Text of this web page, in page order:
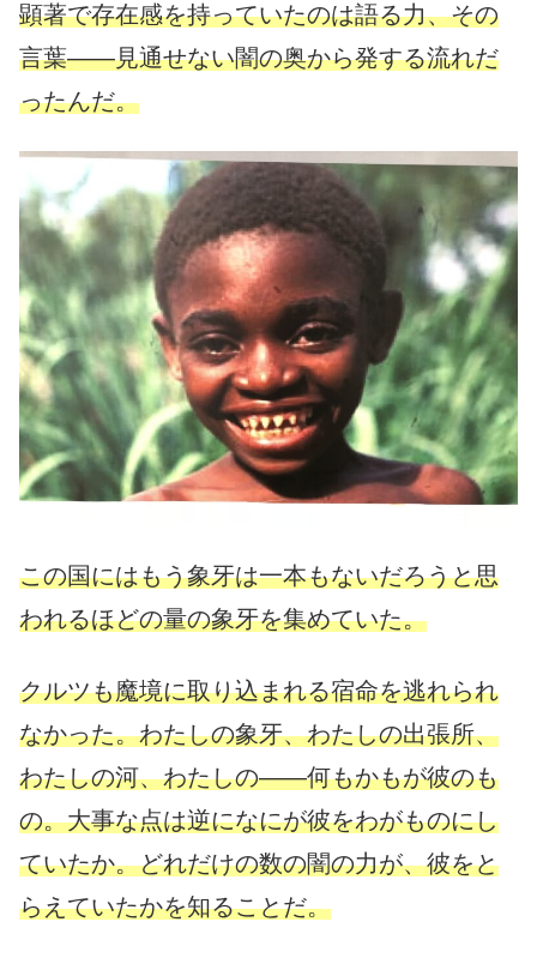
顕著で存在感を持っていたのは語る力、その
言葉——見通せない闇の奥から発する流れだ
ったんだ。
この国にはもう象牙は一本もないだろうと思
われるほどの量の象牙を集めていた。
クルツも魔境に取り込まれる宿命を逃れられ
なかった。わたしの象牙、わたしの出張所、
わたしの河、わたしの——何もかもが彼のも
の。大事な点は逆になにが彼をわがものにし
ていたか。どれだけの数の闇の力が、彼をと
らえていたかを知ることだ。